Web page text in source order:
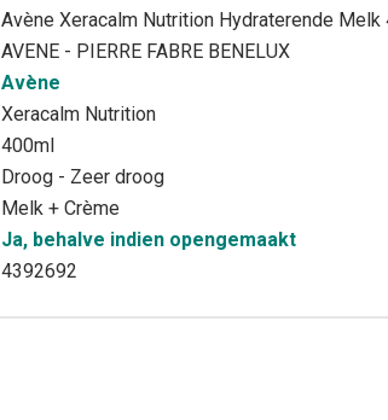
Avène Xeracalm Nutrition Hydraterende Melk
AVENE - PIERRE FABRE BENELUX
Avène
Xeracalm Nutrition
400ml
Droog - Zeer droog
Melk + Crème
Ja, behalve indien opengemaakt
4392692